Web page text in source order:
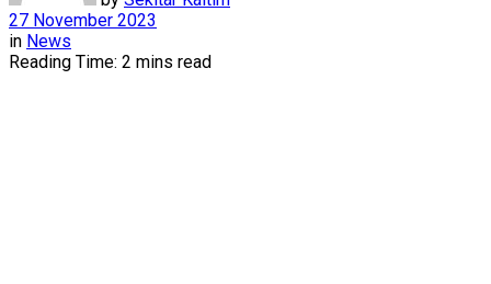
27 November 2023
in News
Reading Time: 2 mins read